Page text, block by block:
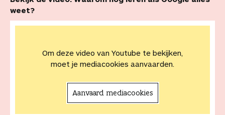
weet?
Om deze video van Youtube te bekijken,
moet je mediacookies aanvaarden.
Aanvaard mediacookies